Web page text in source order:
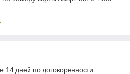
14 дней по договоренности